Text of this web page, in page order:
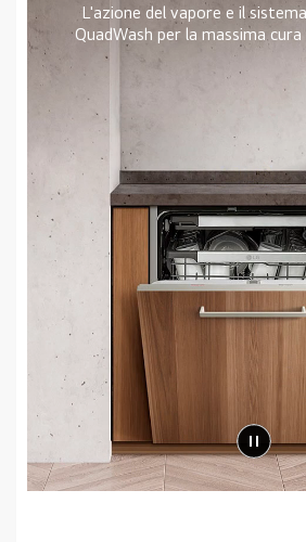
L'azione del vapore e il
QuadWash per la massima